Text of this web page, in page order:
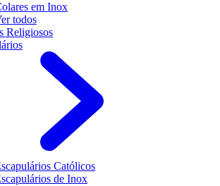
em Inox
todos
Religiosos
Católicos
de Inox